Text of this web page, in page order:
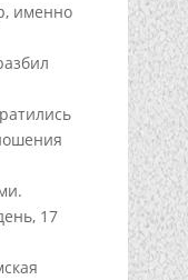
именно
17